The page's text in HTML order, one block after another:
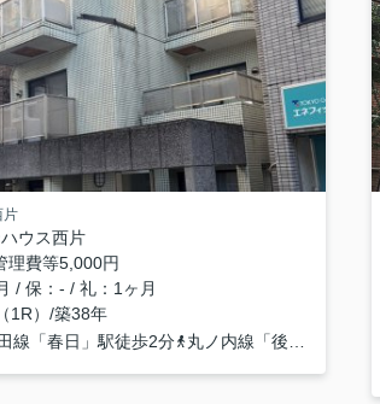
片
ウス西片
理費等5,000円
/ 保：- / 礼：1ヶ月
1R）/築38年
線「春日」駅徒歩2分
丸ノ内線「後楽園」駅徒歩8分